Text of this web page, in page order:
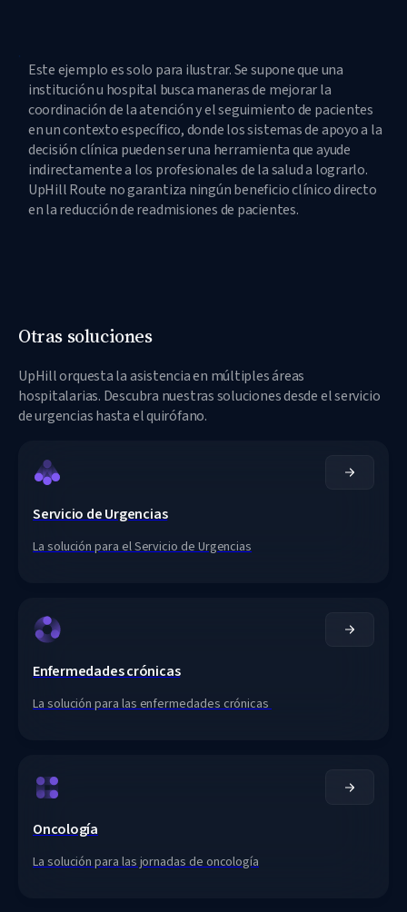
Este ejemplo es solo para ilustrar. Se supone que una
institución u hospital busca maneras de mejorar la
coordinación de la atención y el seguimiento de pacientes
en un contexto específico, donde los sistemas de apoyo a la
decisión clínica pueden ser una herramienta que ayude
indirectamente a los profesionales de la salud a lograrlo.
UpHill Route no garantiza ningún beneficio clínico directo
en la reducción de readmisiones de pacientes.
Otras soluciones
UpHill orquesta la asistencia en múltiples áreas
hospitalarias. Descubra nuestras soluciones desde el servicio
de urgencias hasta el quirófano.
Servicio de Urgencias
La solución para el Servicio de Urgencias
Enfermedades crónicas
La solución para las enfermedades crónicas
Oncología
La solución para las jornadas de oncología